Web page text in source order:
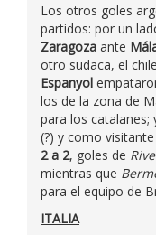
Los otros goles
partidos: por un
Zaragoza ante
otro sudaca, el
Espanyol
los de la zona de
para los catalanes;
(?) y como
2 a 2, goles de
mientras que
para el equipo de
ITALIA